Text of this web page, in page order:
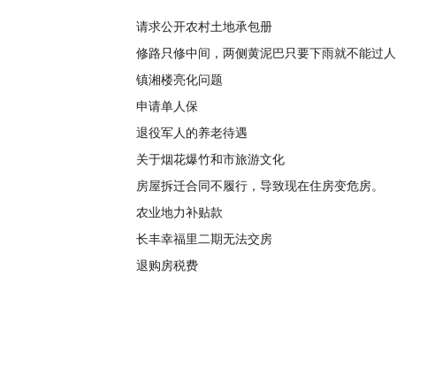
请求公开农村土地承包册
修路只修中间，两侧黄泥巴只要下雨就不能过人
镇湘楼亮化问题
申请单人保
退役军人的养老待遇
关于烟花爆竹和市旅游文化
房屋拆迁合同不履行，导致现在住房变危房。
农业地力补贴款
长丰幸福里二期无法交房
退购房税费